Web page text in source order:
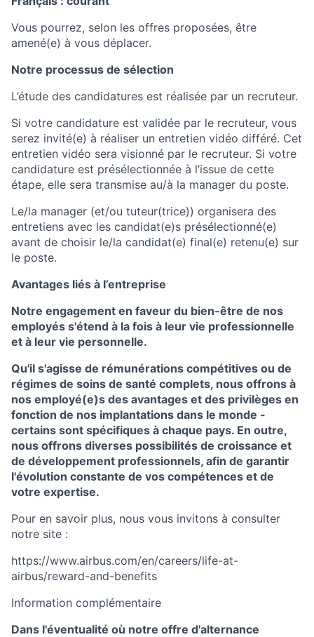
Vous pourrez, selon les offres proposées, être
amené(e) à vous déplacer.
Notre processus de sélection
L’étude des candidatures est réalisée par un recruteur.
Si votre candidature est validée par le recruteur, vous
serez invité(e) à réaliser un entretien vidéo différé. Cet
entretien vidéo sera visionné par le recruteur. Si votre
candidature est présélectionnée à l’issue de cette
étape, elle sera transmise au/à la manager du poste.
Le/la manager (et/ou tuteur(trice)) organisera des
entretiens avec les candidat(e)s présélectionné(e)
avant de choisir le/la candidat(e) final(e) retenu(e) sur
le poste.
Avantages liés à l’entreprise
Notre engagement en faveur du bien-être de nos
employés s'étend à la fois à leur vie professionnelle
et à leur vie personnelle.
Qu'il s'agisse de rémunérations compétitives ou de
régimes de soins de santé complets, nous offrons à
nos employé(e)s des avantages et des privilèges en
fonction de nos implantations dans le monde -
certains sont spécifiques à chaque pays. En outre,
nous offrons diverses possibilités de croissance et
de développement professionnels, afin de garantir
l'évolution constante de vos compétences et de
votre expertise.
Pour en savoir plus, nous vous invitons à consulter
notre site :
https://www.airbus.com/en/careers/life-at-
airbus/reward-and-benefits
Information complémentaire
Dans l'éventualité où notre offre d'alternance